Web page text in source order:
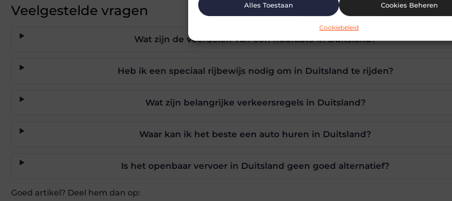
Alles Toestaan Cookies Beheren
Cookiebeleid
Veelgestelde vragen
Wat zijn de voordelen van een huurauto in Duitsland?
Heb ik een speciaal rijbewijs nodig om in Duitsland te rijden?
Wat zijn belangrijke verkeersregels in Duitsland?
Waar kan ik het beste een auto huren in Duitsland?
Is het openbaar vervoer in Duitsland geen goed alternatief?
Goed artikel? Deel hem dan op: